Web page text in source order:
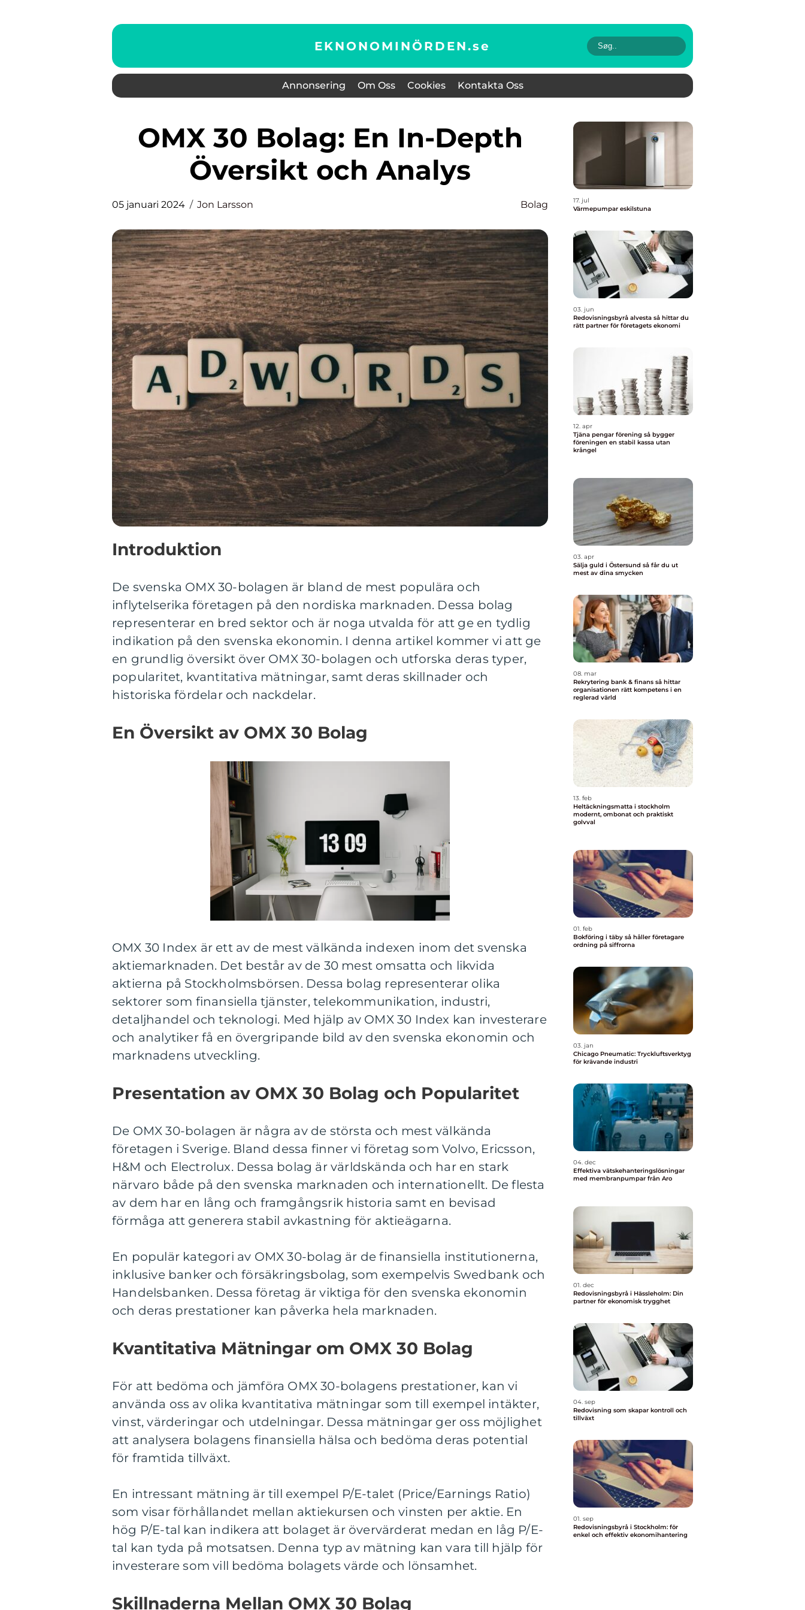
EKNONOMINÖRDEN.se
Annonsering Om Oss Cookies Kontakta Oss
OMX 30 Bolag: En In-Depth
Översikt och Analys
05 januari 2024 Jon Larsson Bolag
Introduktion
De svenska OMX 30-bolagen är bland de mest populära och
inflytelserika företagen på den nordiska marknaden. Dessa bolag
representerar en bred sektor och är noga utvalda för att ge en tydlig
indikation på den svenska ekonomin. I denna artikel kommer vi att ge
en grundlig översikt över OMX 30-bolagen och utforska deras typer,
popularitet, kvantitativa mätningar, samt deras skillnader och
historiska fördelar och nackdelar.
En Översikt av OMX 30 Bolag
OMX 30 Index är ett av de mest välkända indexen inom det svenska
aktiemarknaden. Det består av de 30 mest omsatta och likvida
aktierna på Stockholmsbörsen. Dessa bolag representerar olika
sektorer som finansiella tjänster, telekommunikation, industri,
detaljhandel och teknologi. Med hjälp av OMX 30 Index kan investerare
och analytiker få en övergripande bild av den svenska ekonomin och
marknadens utveckling.
Presentation av OMX 30 Bolag och Popularitet
De OMX 30-bolagen är några av de största och mest välkända
företagen i Sverige. Bland dessa finner vi företag som Volvo, Ericsson,
H&M och Electrolux. Dessa bolag är världskända och har en stark
närvaro både på den svenska marknaden och internationellt. De flesta
av dem har en lång och framgångsrik historia samt en bevisad
förmåga att generera stabil avkastning för aktieägarna.
En populär kategori av OMX 30-bolag är de finansiella institutionerna,
inklusive banker och försäkringsbolag, som exempelvis Swedbank och
Handelsbanken. Dessa företag är viktiga för den svenska ekonomin
och deras prestationer kan påverka hela marknaden.
Kvantitativa Mätningar om OMX 30 Bolag
För att bedöma och jämföra OMX 30-bolagens prestationer, kan vi
använda oss av olika kvantitativa mätningar som till exempel intäkter,
vinst, värderingar och utdelningar. Dessa mätningar ger oss möjlighet
att analysera bolagens finansiella hälsa och bedöma deras potential
för framtida tillväxt.
En intressant mätning är till exempel P/E-talet (Price/Earnings Ratio)
som visar förhållandet mellan aktiekursen och vinsten per aktie. En
hög P/E-tal kan indikera att bolaget är övervärderat medan en låg P/E-
tal kan tyda på motsatsen. Denna typ av mätning kan vara till hjälp för
investerare som vill bedöma bolagets värde och lönsamhet.
Skillnaderna Mellan OMX 30 Bolag
17. jul
Värmepumpar eskilstuna
03. jun
Redovisningsbyrå alvesta så hittar du
rätt partner för företagets ekonomi
12. apr
Tjäna pengar förening så bygger
föreningen en stabil kassa utan
krångel
03. apr
Sälja guld i Östersund så får du ut
mest av dina smycken
08. mar
Rekrytering bank & finans så hittar
organisationen rätt kompetens i en
reglerad värld
13. feb
Heltäckningsmatta i stockholm
modernt, ombonat och praktiskt
golvval
01. feb
Bokföring i täby så håller företagare
ordning på siffrorna
03. jan
Chicago Pneumatic: Tryckluftsverktyg
för krävande industri
04. dec
Effektiva vätskehanteringslösningar
med membranpumpar från Aro
01. dec
Redovisningsbyrå i Hässleholm: Din
partner för ekonomisk trygghet
04. sep
Redovisning som skapar kontroll och
tillväxt
01. sep
Redovisningsbyrå i Stockholm: för
enkel och effektiv ekonomihantering